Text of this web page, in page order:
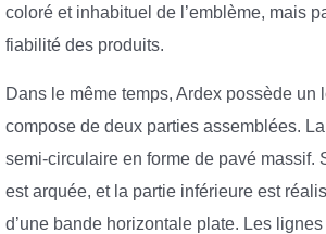
coloré et inhabituel de l’emblème, mais
fiabilité des produits.
Dans le même temps, Ardex possède un
compose de deux parties assemblées.
semi-circulaire en forme de pavé massif.
est arquée, et la partie inférieure est
d’une bande horizontale plate. Les